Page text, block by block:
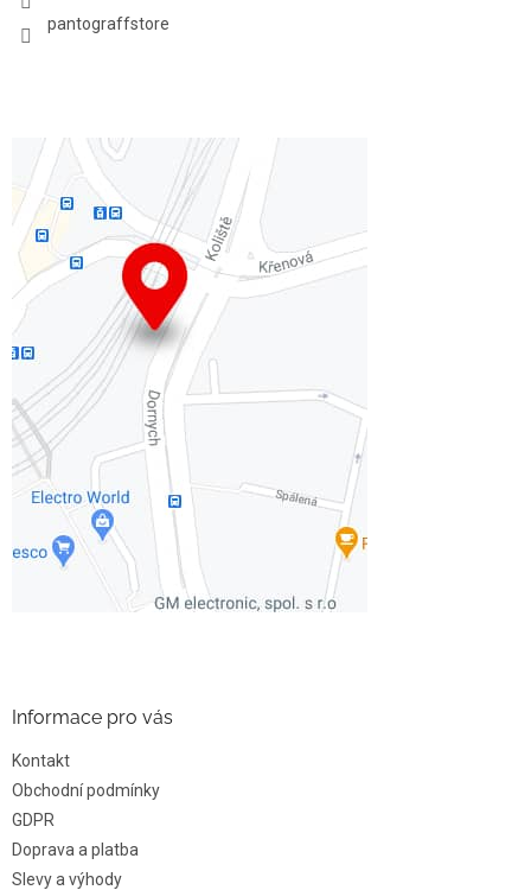
pantograffstore
Informace pro vás
Kontakt
Obchodní podmínky
GDPR
Doprava a platba
Slevy a výhody